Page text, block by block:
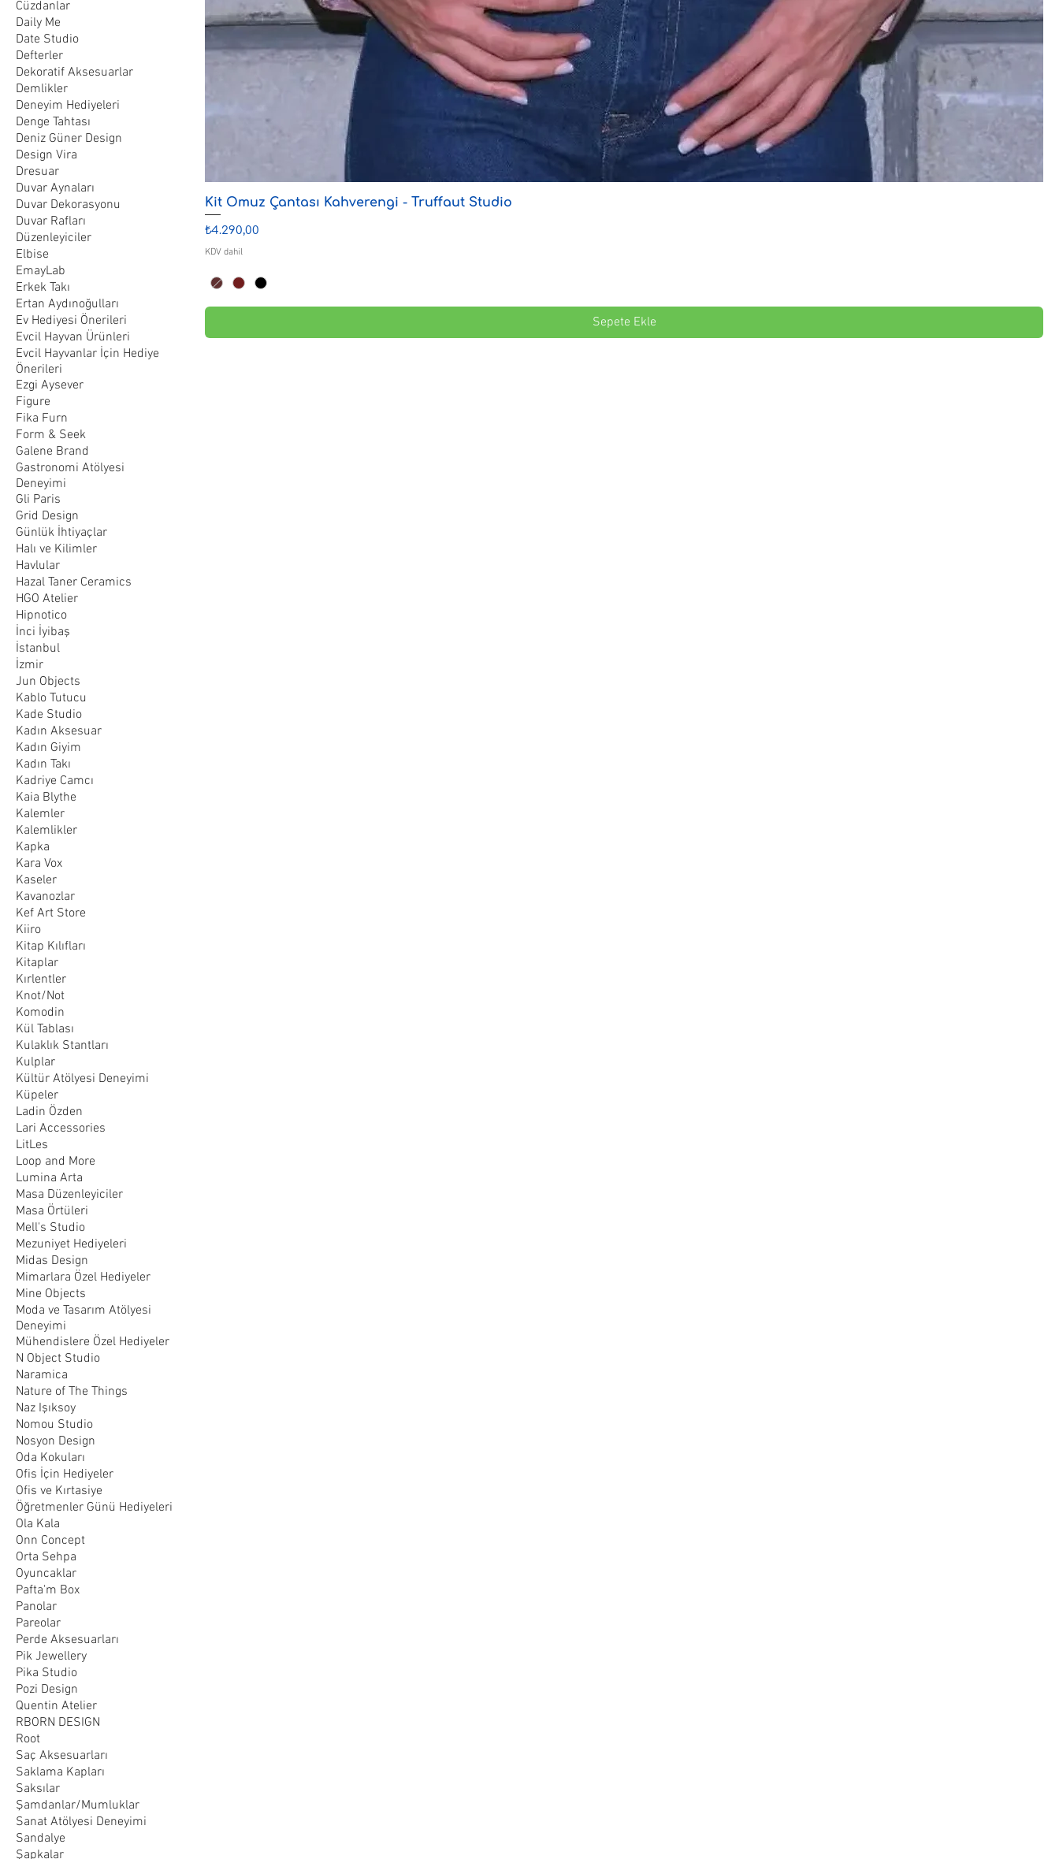
Cüzdanlar
Daily Me
Date Studio
Defterler
Dekoratif Aksesuarlar
Demlikler
Deneyim Hediyeleri
Denge Tahtası
Deniz Güner Design
Design Vira
Dresuar
Duvar Aynaları
Duvar Dekorasyonu
Duvar Rafları
Düzenleyiciler
Elbise
EmayLab
Erkek Takı
Ertan Aydınoğulları
Ev Hediyesi Önerileri
Evcil Hayvan Ürünleri
Evcil Hayvanlar İçin Hediye
Önerileri
Ezgi Aysever
Figure
Fika Furn
Form & Seek
Galene Brand
Gastronomi Atölyesi
Deneyimi
Gli Paris
Grid Design
Günlük İhtiyaçlar
Halı ve Kilimler
Havlular
Hazal Taner Ceramics
HGO Atelier
Hipnotico
İnci İyibaş
İstanbul
İzmir
Jun Objects
Kablo Tutucu
Kade Studio
Kadın Aksesuar
Kadın Giyim
Kadın Takı
Kadriye Camcı
Kaia Blythe
Kalemler
Kalemlikler
Kapka
Kara Vox
Kaseler
Kavanozlar
Kef Art Store
Kiiro
Kitap Kılıfları
Kitaplar
Kırlentler
Knot/Not
Komodin
Kül Tablası
Kulaklık Stantları
Kulplar
Kültür Atölyesi Deneyimi
Küpeler
Ladin Özden
Lari Accessories
LitLes
Loop and More
Lumina Arta
Masa Düzenleyiciler
Masa Örtüleri
Mell's Studio
Mezuniyet Hediyeleri
Midas Design
Mimarlara Özel Hediyeler
Mine Objects
Moda ve Tasarım Atölyesi
Deneyimi
Mühendislere Özel Hediyeler
N Object Studio
Naramica
Nature of The Things
Naz Işıksoy
Nomou Studio
Nosyon Design
Oda Kokuları
Ofis İçin Hediyeler
Ofis ve Kırtasiye
Öğretmenler Günü Hediyeleri
Ola Kala
Onn Concept
Orta Sehpa
Oyuncaklar
Pafta'm Box
Panolar
Pareolar
Perde Aksesuarları
Pik Jewellery
Pika Studio
Pozi Design
Quentin Atelier
RBORN DESIGN
Root
Saç Aksesuarları
Saklama Kapları
Saksılar
Şamdanlar/Mumluklar
Sanat Atölyesi Deneyimi
Sandalye
Şapkalar
Kit Omuz Çantası Kahverengi - Truffaut Studio
Fiyat
₺4.290,00
KDV dahil
Sepete Ekle